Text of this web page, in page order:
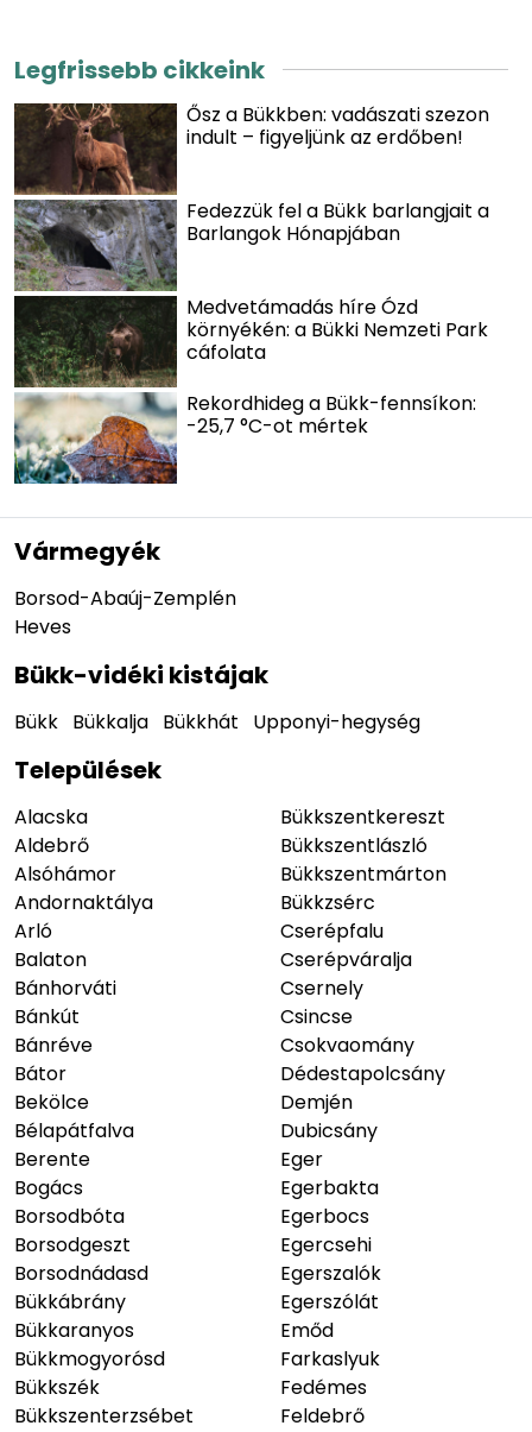
Legfrissebb cikkeink
Ősz a Bükkben: vadászati szezon
indult – figyeljünk az erdőben!
Fedezzük fel a Bükk barlangjait a
Barlangok Hónapjában
Medvetámadás híre Ózd
környékén: a Bükki Nemzeti Park
cáfolata
Rekordhideg a Bükk-fennsíkon:
-25,7 °C-ot mértek
Vármegyék
Borsod-Abaúj-Zemplén
Heves
Bükk-vidéki kistájak
Bükk Bükkalja Bükkhát Upponyi-hegység
Települések
Alacska
Aldebrő
Alsóhámor
Andornaktálya
Arló
Balaton
Bánhorváti
Bánkút
Bánréve
Bátor
Bekölce
Bélapátfalva
Berente
Bogács
Borsodbóta
Borsodgeszt
Borsodnádasd
Bükkábrány
Bükkaranyos
Bükkmogyorósd
Bükkszék
Bükkszenterzsébet
Bükkszentkereszt
Bükkszentlászló
Bükkszentmárton
Bükkzsérc
Cserépfalu
Cserépváralja
Csernely
Csincse
Csokvaomány
Dédestapolcsány
Demjén
Dubicsány
Eger
Egerbakta
Egerbocs
Egercsehi
Egerszalók
Egerszólát
Emőd
Farkaslyuk
Fedémes
Feldebrő